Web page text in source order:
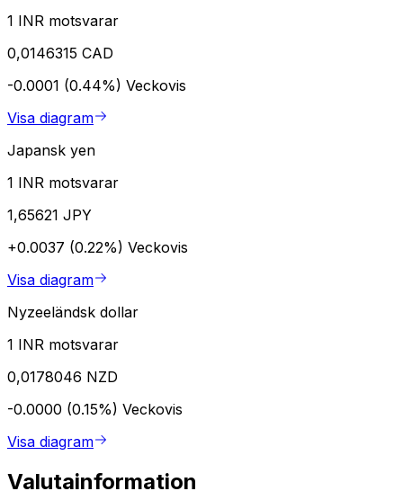
1 INR motsvarar
0,0146315 CAD
-0.0001 (0.44%) Veckovis
Visa diagram
Japansk yen
1 INR motsvarar
1,65621 JPY
+0.0037 (0.22%) Veckovis
Visa diagram
Nyzeeländsk dollar
1 INR motsvarar
0,0178046 NZD
-0.0000 (0.15%) Veckovis
Visa diagram
Valutainformation